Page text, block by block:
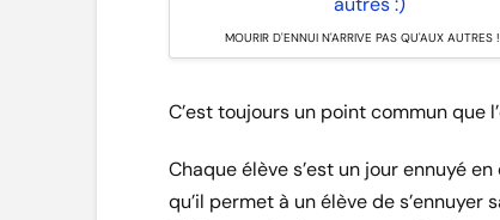
MOURIR D'ENNUI N'ARRIVE PAS QU'AUX AUTRES
C’est toujours un point commun que
Chaque élève s’est un jour ennuyé
qu’il permet à un élève de s’ennuyer